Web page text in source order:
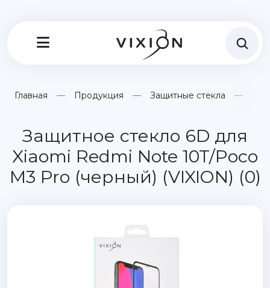
Главная Продукция Защитные стекла
Защитное стекло 6D для
Xiaomi Redmi Note 10T/Poco
M3 Pro (черный) (VIXION) (0)